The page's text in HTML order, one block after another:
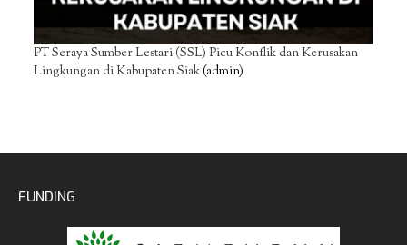
PT Seraya Sumber Lestari (SSL) Picu Konflik dan Kerusakan
Lingkungan di Kabupaten Siak(admin)
FUNDING